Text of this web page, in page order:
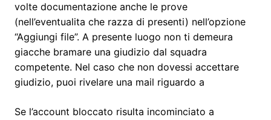
volte documentazione anche le prove
(nell’eventualita che razza di presenti) nell’opzione
“Aggiungi file”. A presente luogo non ti demeura
giacche bramare una giudizio dal squadra
competente. Nel caso che non dovessi accettare
giudizio, puoi rivelare una mail riguardo a
Se l’account bloccato risulta incominciato a